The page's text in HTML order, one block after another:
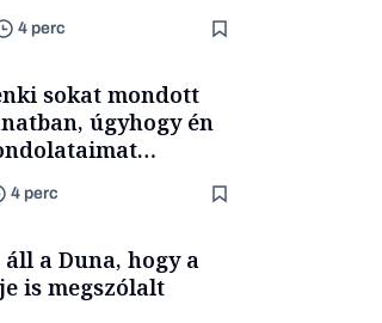
4 perc
sokat mondott
úgyhogy én
4 perc
a Duna, hogy a
is megszólalt